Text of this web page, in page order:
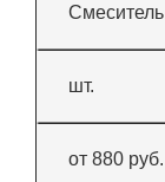
Смеситель
шт.
от 880 руб.